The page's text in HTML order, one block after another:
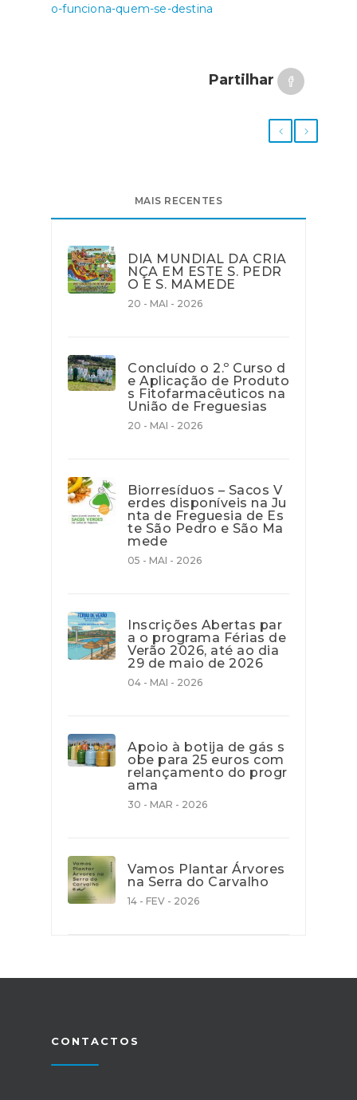
o-funciona-quem-se-destina
Partilhar
MAIS RECENTES
DIA MUNDIAL DA CRIA
NÇA EM ESTE S. PEDR
O E S. MAMEDE
20 - MAI - 2026
Concluído o 2.º Curso d
e Aplicação de Produto
s Fitofarmacêuticos na
União de Freguesias
20 - MAI - 2026
Biorresíduos – Sacos V
erdes disponíveis na Ju
nta de Freguesia de Es
te São Pedro e São Ma
mede
05 - MAI - 2026
Inscrições Abertas par
a o programa Férias de
Verão 2026, até ao dia
29 de maio de 2026
04 - MAI - 2026
Apoio à botija de gás s
obe para 25 euros com
relançamento do progr
ama
30 - MAR - 2026
Vamos Plantar Árvores
na Serra do Carvalho
14 - FEV - 2026
CONTACTOS